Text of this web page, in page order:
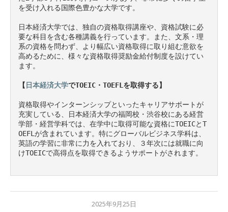
を受け入れる国際色豊かな大学です。
日本経済大学では、独自の資格取得講座や、資格試験に必
要な科目を含む各種講義を行っています。また、文系・理
系の資格を問わず、より幅広い資格取得に取り組む意欲を
高めるために、様々な資格取得奨励金給付制度を設けてい
ます。
【 日本経済大学でTOEIC・TOEFLを取得する】
資格取得やインターンシップといったキャリアサポートが
充実している、日本経済大学の福岡校・渋谷校にある経営
学部・経営学科では、在学中に取得可能な資格にTOEICとT
OEFLが含まれています。特にグローバルビジネス学科は、
英語の学習に非常に力を入れており、３年次には就職に向
けTOEICで高得点を取得できるようサポートがされます。
2025年9月25日